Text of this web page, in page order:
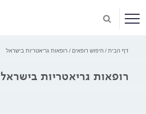
דף הבית חיפוש רופאים רופאות גריאטריות בישראל
רופאות גריאטריות בישראל